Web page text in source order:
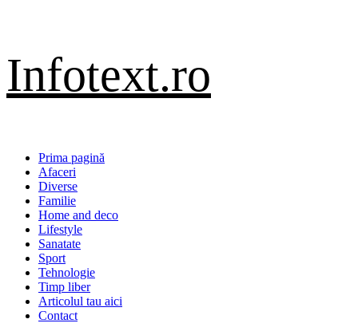
Infotext.ro
Primary
Menu
Prima pagină
Afaceri
Diverse
Familie
Home and deco
Lifestyle
Sanatate
Sport
Tehnologie
Timp liber
Articolul tau aici
Contact